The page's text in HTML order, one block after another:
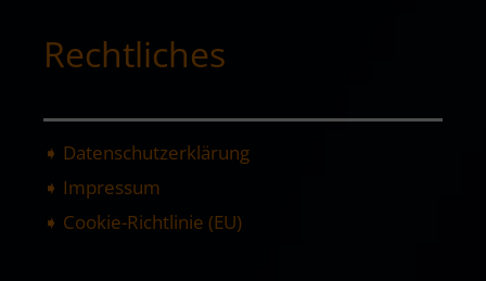
Rechtliches
➧ Datenschutzerklärung
➧ Impressum
➧ Cookie-Richtlinie (EU)